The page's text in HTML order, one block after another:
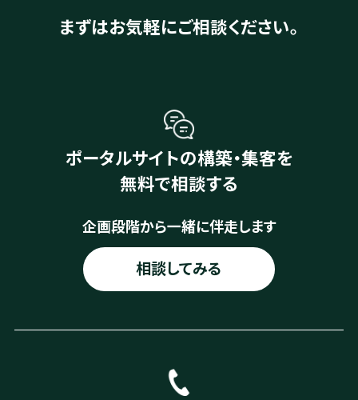
まずはお気軽にご相談ください。
ポータルサイトの構築・集客を
無料で相談する
企画段階から一緒に伴走します
相談してみる